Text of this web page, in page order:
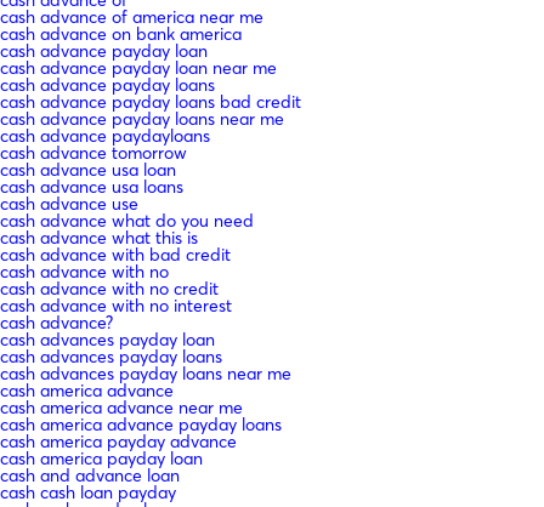
cash advance of america near me
cash advance on bank america
cash advance payday loan
cash advance payday loan near me
cash advance payday loans
cash advance payday loans bad credit
cash advance payday loans near me
cash advance paydayloans
cash advance tomorrow
cash advance usa loan
cash advance usa loans
cash advance use
cash advance what do you need
cash advance what this is
cash advance with bad credit
cash advance with no
cash advance with no credit
cash advance with no interest
cash advance?
cash advances payday loan
cash advances payday loans
cash advances payday loans near me
cash america advance
cash america advance near me
cash america advance payday loans
cash america payday advance
cash america payday loan
cash and advance loan
cash cash loan payday